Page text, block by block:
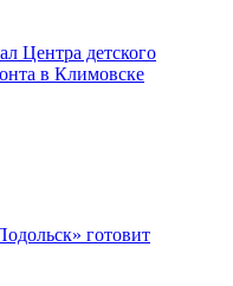
Центра детского
в Климовске
готовит